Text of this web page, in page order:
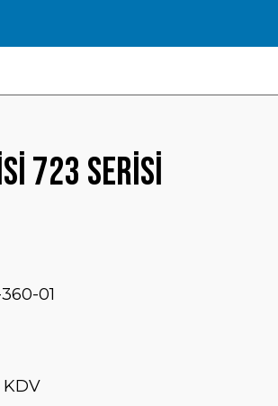
723 Serisi
01
KDV